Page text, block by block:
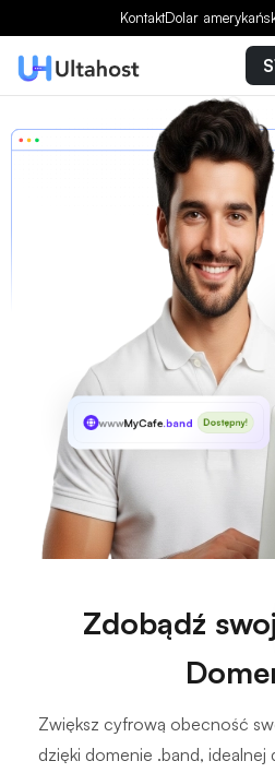
KontaktDolar
wwwMyCafe.band Dostępny!
Zdobądź
Zwiększ cyfrową obecność
dzięki domenie .band, idealnej